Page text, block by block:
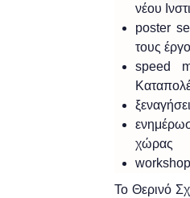
νέου
poster
τους έργο
speed
χώρας
Το Θερινό